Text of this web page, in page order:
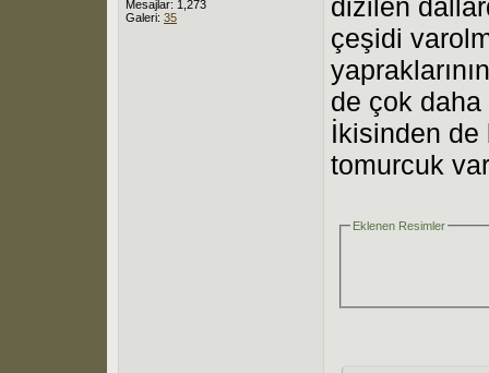
Mesajlar: 1,273
Galeri: 35
dizilen
çeşidi
de çok
İkisinden de
tomurcuk
Eklenen Resimler